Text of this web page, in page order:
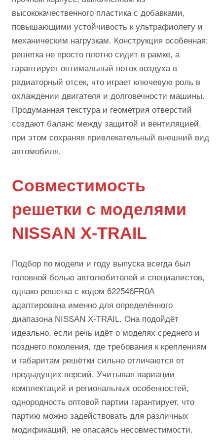
высококачественного пластика с добавками,
повышающими устойчивость к ультрафиолету и
механическим нагрузкам. Конструкция особенная:
решетка не просто плотно сидит в рамке, а
гарантирует оптимальный поток воздуха в
радиаторный отсек, что играет ключевую роль в
охлаждении двигателя и долговечности машины.
Продуманная текстура и геометрия отверстий
создают баланс между защитой и вентиляцией,
при этом сохраняя привлекательный внешний вид
автомобиля.
Совместимость
решетки с моделями
NISSAN X-TRAIL
Подбор по модели и году выпуска всегда был
головной болью автолюбителей и специалистов,
однако решетка с кодом 622546FR0A
адаптирована именно для определённого
диапазона NISSAN X-TRAIL. Она подойдёт
идеально, если речь идёт о моделях среднего и
позднего поколения, где требования к креплениям
и габаритам решётки сильно отличаются от
предыдущих версий. Учитывая вариации
комплектаций и региональных особенностей,
однородность оптовой партии гарантирует, что
партию можно задействовать для различных
модификаций, не опасаясь несовместимости.